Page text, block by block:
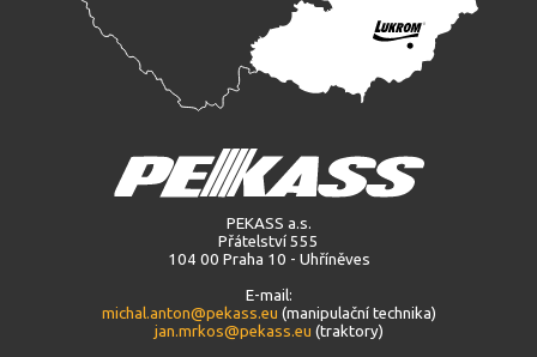
PEKASS a.s.
Přátelství 555
104 00 Praha 10 - Uhříněves
E-mail:
michal.anton@pekass.eu (manipulační technika)
jan.mrkos@pekass.eu (traktory)